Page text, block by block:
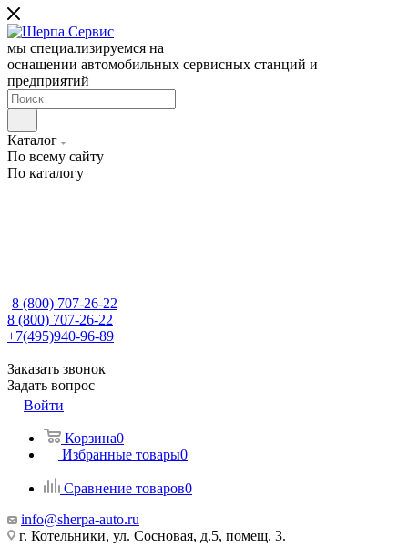
мы специализируемся на
оснащении автомобильных сервисных станций и
предприятий
Каталог
По всему сайту
По каталогу
8 (800) 707-26-22
8 (800) 707-26-22
+7(495)940-96-89
Заказать звонок
Задать вопрос
Войти
Корзина0
Избранные товары0
Сравнение товаров0
info@sherpa-auto.ru
г. Котельники, ул. Сосновая, д.5, помещ. 3.